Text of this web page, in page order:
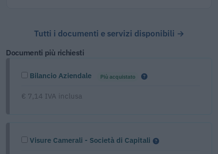
Tutti i documenti e servizi disponibili →
Documenti più richiesti
Bilancio Aziendale Più acquistato
€ 7,14 IVA inclusa
Visure Camerali - Società di Capitali